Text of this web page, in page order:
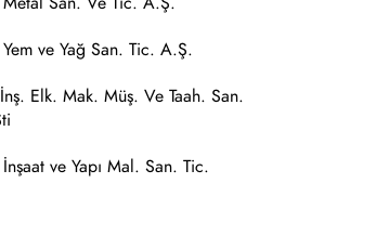
ve Yağ San. Tic. A.Ş.
İnş. Elk. Mak. Müş. Ve Taah. San.
ve Yapı Mal. San. Tic.